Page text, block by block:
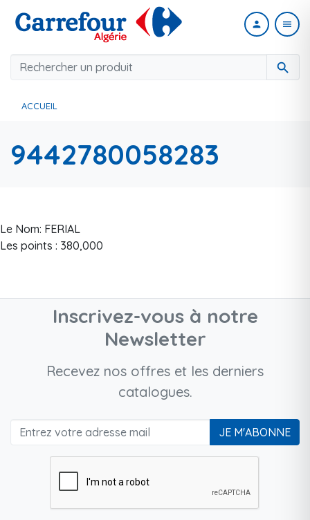
search
person menu
ACCUEIL
9442780058283
Le Nom: FERIAL
Les points : 380,000
Inscrivez-vous à notre
Newsletter
Recevez nos offres et les derniers
catalogues.
JE M'ABONNE